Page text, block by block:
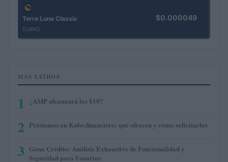
Terra Luna Classic
(LUNC)
$0.000049
MÁS LEÍDOS
1 ¿AMP alcanzará los $10?
2 Préstamos en Kubo.financiero: qué ofrecen y cómo solicitarlos
3 Gana Crédito: Análisis Exhaustivo de Funcionalidad y
Seguridad para Usuarios